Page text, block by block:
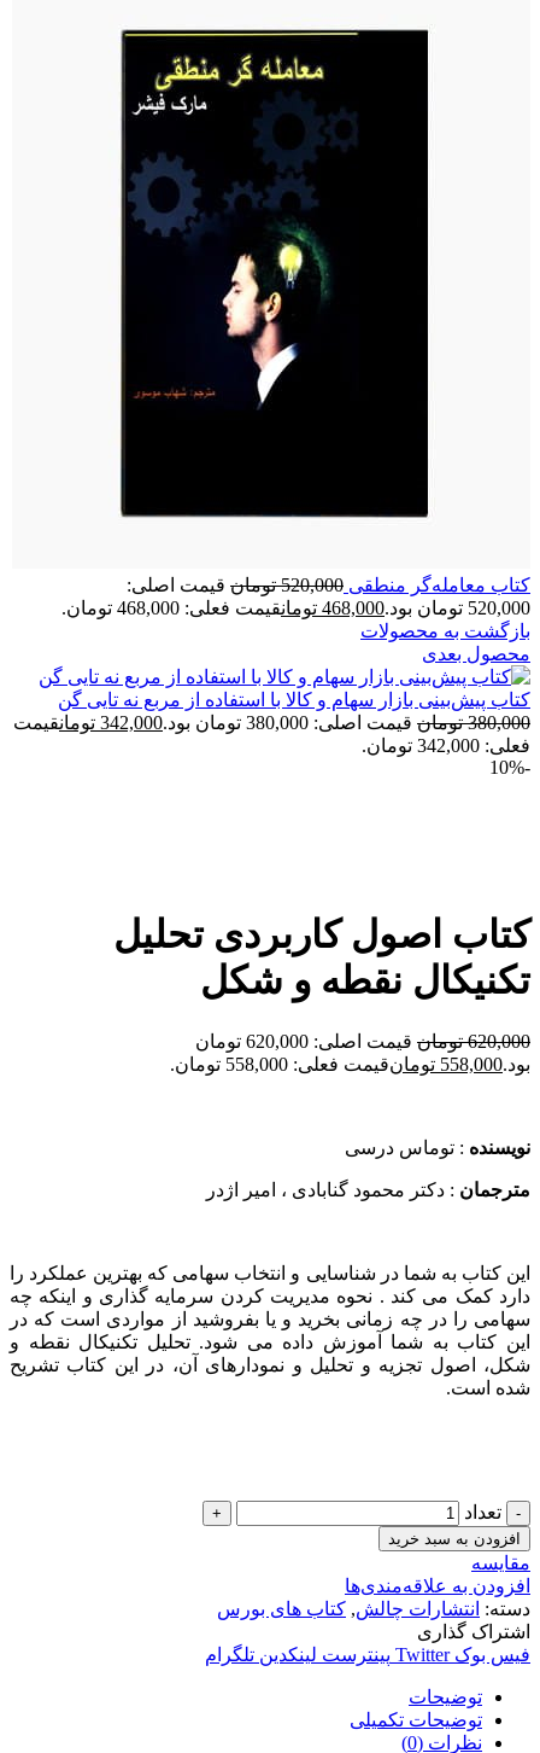
کتاب معامله‌گر منطقی 520,000 تومان قیمت اصلی:
520,000 تومان بود.
468,000 تومانقیمت فعلی: 468,000 تومان.
بازگشت به محصولات
محصول بعدی
کتاب پیش‌بینی بازار سهام و کالا با استفاده از مربع نه تایی گن
380,000 تومان قیمت اصلی: 380,000 تومان بود. 342,000 تومانقیمت
فعلی: 342,000 تومان.
-10%
کتاب اصول کاربردی تحلیل
تکنیکال نقطه و شکل
620,000 تومان
قیمت اصلی: 620,000 تومان
بود.558,000 تومانقیمت فعلی: 558,000 تومان.
نویسنده : توماس درسی
مترجمان : دکتر محمود گنابادی ، امیر اژدر
این کتاب به شما در شناسایی و انتخاب سهامی که بهترین عملکرد را
دارد کمک می کند . نحوه مدیریت کردن سرمایه گذاری و اینکه چه
سهامی را در چه زمانی بخرید و یا بفروشید از مواردی است که در
این کتاب به شما آموزش داده می شود. تحلیل تکنیکال نقطه و
شکل، اصول تجزیه و تحلیل و نمودارهای آن، در این کتاب تشریح
شده است.
تعداد
افزودن به سبد خرید
مقایسه
افزودن به علاقه‌مندی‌ها
دسته: انتشارات چالش, کتاب های بورس
اشتراک گذاری
فیس بوک Twitter پینترست لینکدین تلگرام
توضیحات
توضیحات تکمیلی
نظرات (0)